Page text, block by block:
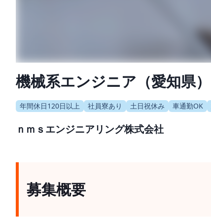
機械系エンジニア（愛知県）
年間休日120日以上 社員寮あり 土日祝休み 車通勤OK
ｎｍｓエンジニアリング株式会社
募集概要